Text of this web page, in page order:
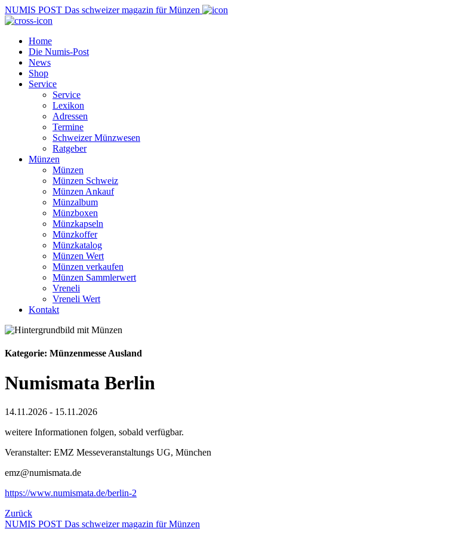
NUMIS POST Das schweizer magazin für Münzen
Home
Die Numis-Post
News
Shop
Service
Service
Lexikon
Adressen
Termine
Schweizer Münzwesen
Ratgeber
Münzen
Münzen
Münzen Schweiz
Münzen Ankauf
Münzalbum
Münzboxen
Münzkapseln
Münzkoffer
Münzkatalog
Münzen Wert
Münzen verkaufen
Münzen Sammlerwert
Vreneli
Vreneli Wert
Kontakt
Kategorie: Münzenmesse Ausland
Numismata Berlin
14.11.2026 - 15.11.2026
weitere Informationen folgen, sobald verfügbar.
Veranstalter: EMZ Messeveranstaltungs UG, München
emz@numismata.de
https://www.numismata.de/berlin-2
Zurück
NUMIS POST Das schweizer magazin für Münzen